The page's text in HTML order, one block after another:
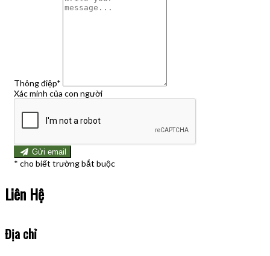
Thông điệp*
Xác minh của con người
Gửi email
* cho biết trường bắt buộc
Liên Hệ
Địa chỉ